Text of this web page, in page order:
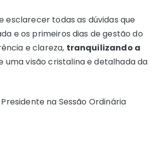
esclarecer todas as dúvidas que
e os primeiros dias de gestão do
e clareza, tranquilizando a
visão cristalina e detalhada da
na Sessão Ordinária